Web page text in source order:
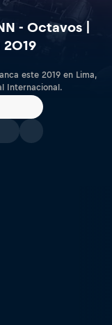
- Octavos |
2019
este 2019 en Lima,
Internacional.